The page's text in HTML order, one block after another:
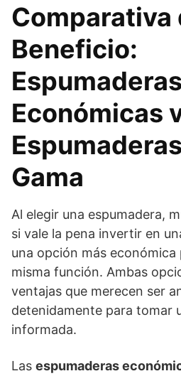
Comparativa
Beneficio:
Espumaderas
Económicas
Gama
Al elegir una espumadera,
si vale la pena invertir en
una opción más económica
misma función. Ambas
ventajas que merecen ser
detenidamente para tomar
informada.
Las espumaderas